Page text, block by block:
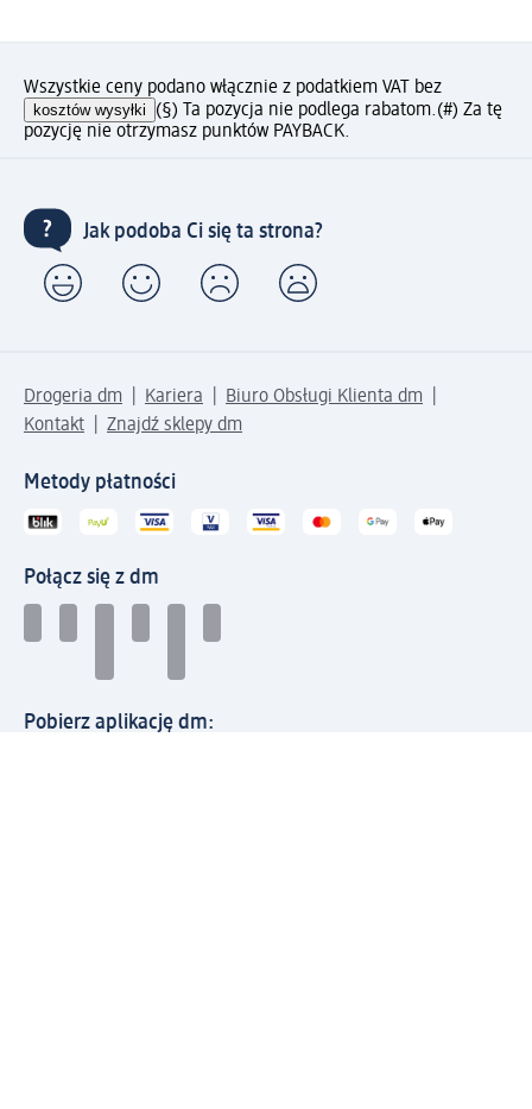
Wszystkie ceny podano włącznie z podatkiem VAT bez
kosztów wysyłki (§) Ta pozycja nie podlega rabatom.(#) Za tę
pozycję nie otrzymasz punktów PAYBACK.
Jak podoba Ci się ta strona?
Drogeria dm Kariera
Biuro Obsługi Klienta dm
Kontakt
Znajdź sklepy dm
Metody płatności
Połącz się z dm
Pobierz aplikację dm: